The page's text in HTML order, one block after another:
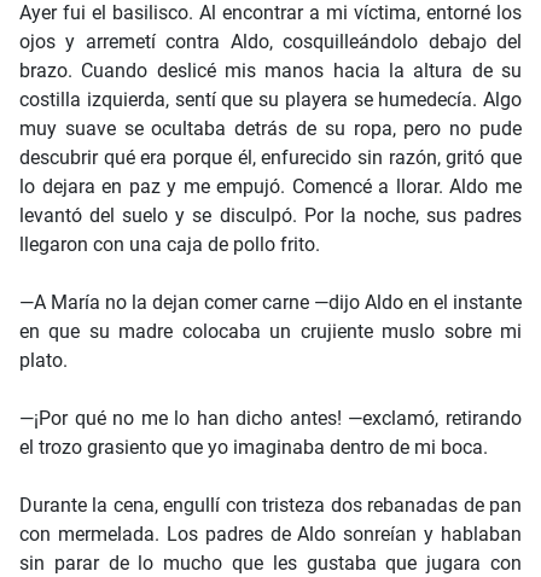
Ayer fui el basilisco. Al encontrar a mi víctima, entorné los
ojos y arremetí contra Aldo, cosquilleándolo debajo del
brazo. Cuando deslicé mis manos hacia la altura de su
costilla izquierda, sentí que su playera se humedecía. Algo
muy suave se ocultaba detrás de su ropa, pero no pude
descubrir qué era porque él, enfurecido sin razón, gritó que
lo dejara en paz y me empujó. Comencé a llorar. Aldo me
levantó del suelo y se disculpó. Por la noche, sus padres
llegaron con una caja de pollo frito.
—A María no la dejan comer carne —dijo Aldo en el instante
en que su madre colocaba un crujiente muslo sobre mi
plato.
—¡Por qué no me lo han dicho antes! —exclamó, retirando
el trozo grasiento que yo imaginaba dentro de mi boca.
Durante la cena, engullí con tristeza dos rebanadas de pan
con mermelada. Los padres de Aldo sonreían y hablaban
sin parar de lo mucho que les gustaba que jugara con